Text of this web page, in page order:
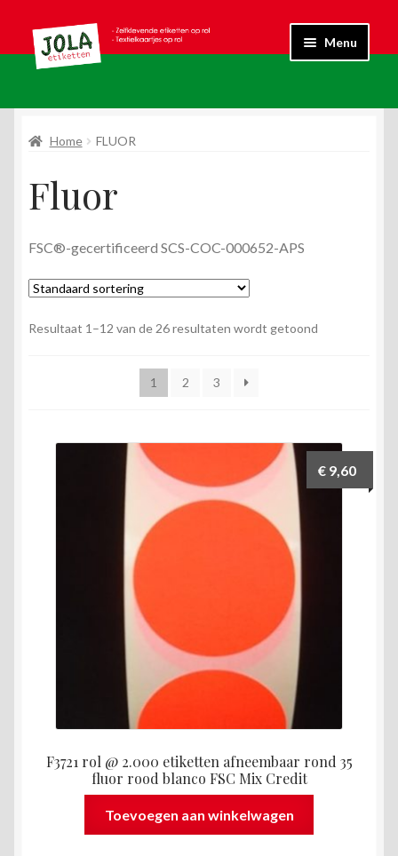
Ga
door
Ga
naar
Menu
Kraft
Standaard
Wit
Labels
Home FLUOR
Fluor
FSC®-gecertificeerd SCS-COC-000652-APS
Resultaat 1–12 van de 26 resultaten wordt getoond
1 2 3
F3721 rol @ 2.000 etiketten afneembaar rond 35
fluor rood blanco FSC Mix Credit
€ 9,60
Toevoegen aan winkelwagen